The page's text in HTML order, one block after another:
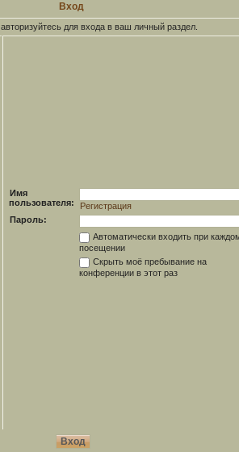
Вход
для входа в ваш личный раздел.
Имя
пользователя:
Регистрация
Пароль:
Автоматически входить при
посещении
Скрыть моё пребывание на
конференции в этот раз